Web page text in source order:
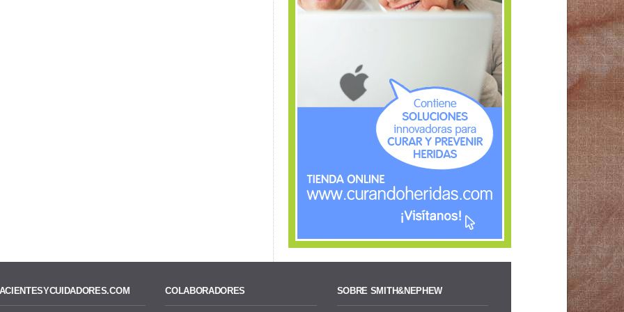
COLABORADORES SOBRE SMITH&NEPHEW